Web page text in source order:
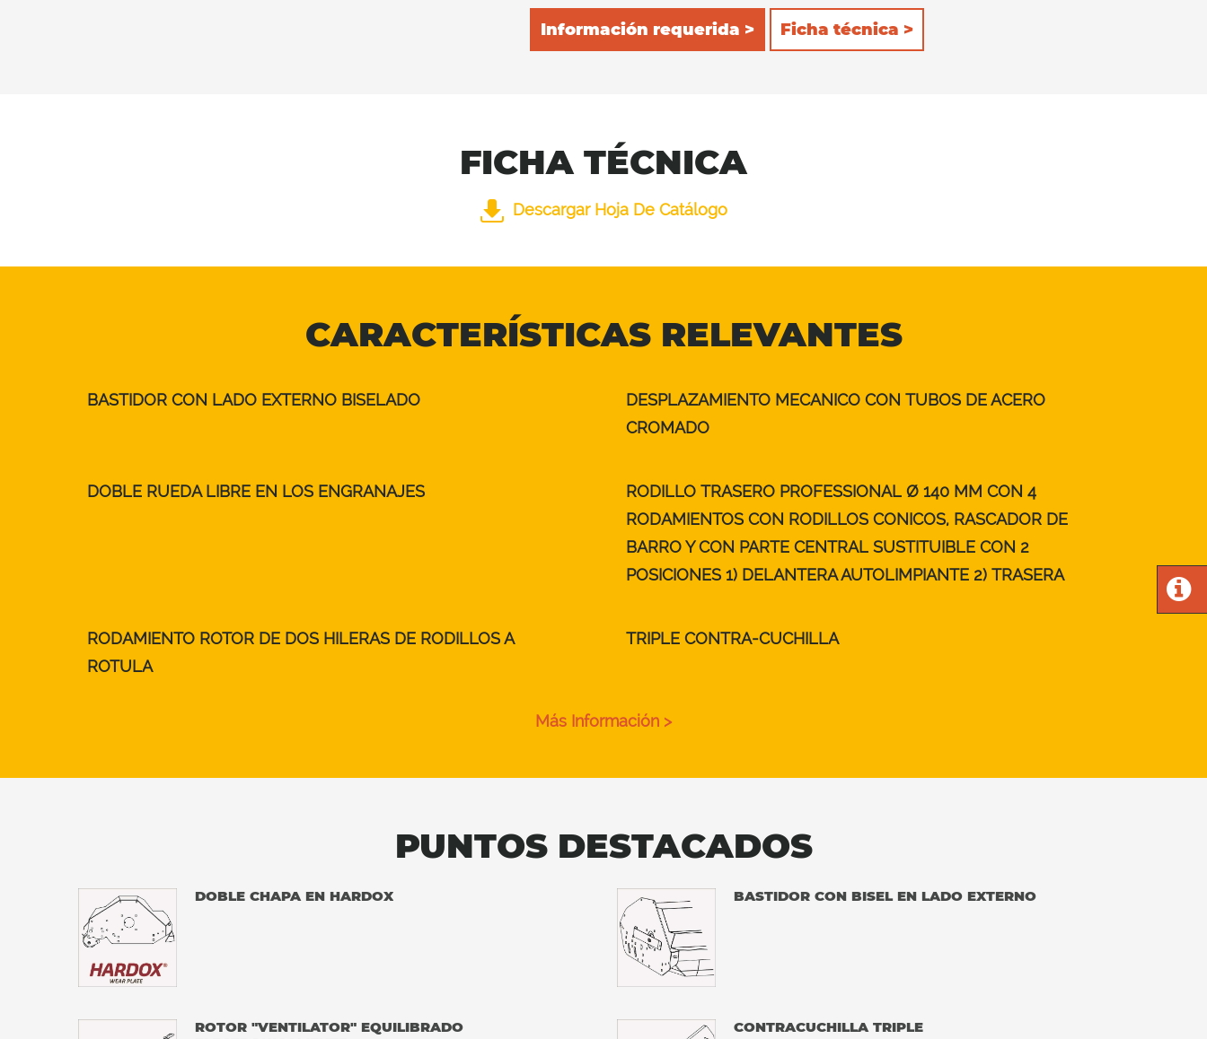
dispositivo de corte y luego cortarlo más. Las 3 filas de contracuchillas
instaladas en el interior garantizan una excelente calidad de corte en ambas
Información requerida > Ficha técnica >
FICHA TÉCNICA
Descargar Hoja De Catálogo
CARACTERÍSTICAS RELEVANTES
BASTIDOR CON LADO EXTERNO BISELADO
DESPLAZAMIENTO MECANICO CON TUBOS DE ACERO
CROMADO
DOBLE RUEDA LIBRE EN LOS ENGRANAJES
RODILLO TRASERO PROFESSIONAL Ø 140 MM CON 4
RODAMIENTOS CON RODILLOS CONICOS, RASCADOR DE
BARRO Y CON PARTE CENTRAL SUSTITUIBLE CON 2
POSICIONES 1) DELANTERA AUTOLIMPIANTE 2) TRASERA
RODAMIENTO ROTOR DE DOS HILERAS DE RODILLOS A
ROTULA
TRIPLE CONTRA-CUCHILLA
Más Información >
PUNTOS DESTACADOS
DOBLE CHAPA EN HARDOX BASTIDOR CON BISEL EN LADO EXTERNO
ROTOR "VENTILATOR" EQUILIBRADO
CONTRACUCHILLA TRIPLE